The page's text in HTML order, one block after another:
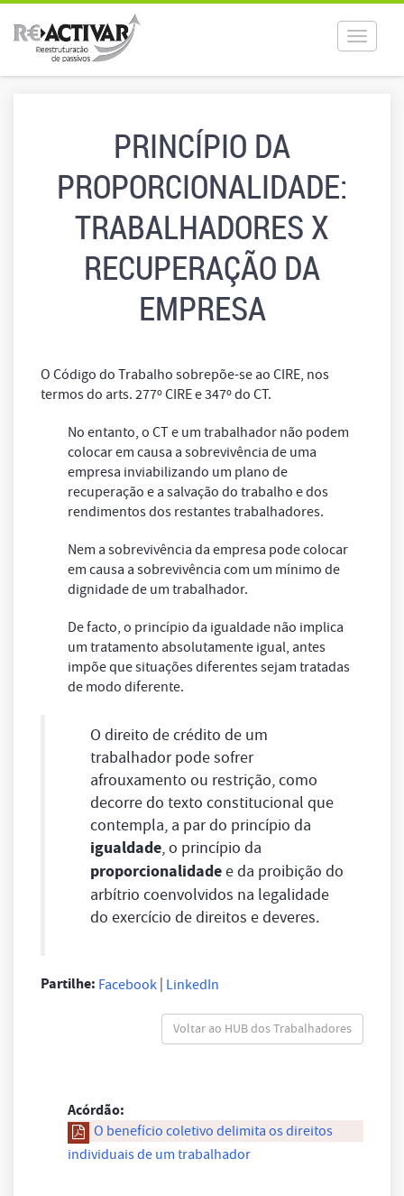
Toggle
PRINCÍPIO DA
PROPORCIONALIDADE:
TRABALHADORES X
RECUPERAÇÃO DA
EMPRESA
O Código do Trabalho sobrepõe-se ao CIRE, nos
termos do arts. 277º CIRE e 347º do CT.
No entanto, o CT e um trabalhador não podem
colocar em causa a sobrevivência de uma
empresa inviabilizando um plano de
recuperação e a salvação do trabalho e dos
rendimentos dos restantes trabalhadores.
Nem a sobrevivência da empresa pode colocar
em causa a sobrevivência com um mínimo de
dignidade de um trabalhador.
De facto, o princípio da igualdade não implica
um tratamento absolutamente igual, antes
impõe que situações diferentes sejam tratadas
de modo diferente.
O direito de crédito de um
trabalhador pode sofrer
afrouxamento ou restrição, como
decorre do texto constitucional que
contempla, a par do princípio da
igualdade, o princípio da
proporcionalidadee da proibição do
arbítrio coenvolvidos na legalidade
do exercício de direitos e deveres.
Partilhe: Facebook LinkedIn
Voltar ao HUB dos Trabalhadores
Acórdão:
O benefício coletivo delimita os direitos
individuais de um trabalhador